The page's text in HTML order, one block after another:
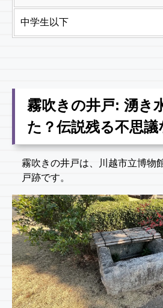
中学生以下
霧吹きの井戸: 湧き
た？伝説残る不思議
霧吹きの井戸は、川越市立博物
戸跡です。